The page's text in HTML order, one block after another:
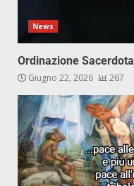
News
Ordinazione
Giugno 22, 2026 267